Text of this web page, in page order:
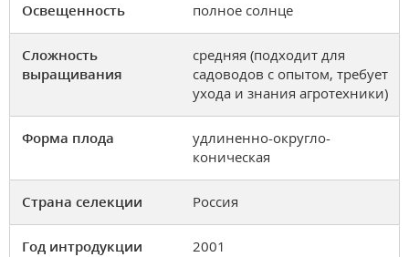
Освещенность полное солнце
Сложность
выращивания
средняя (подходит для
садоводов с опытом, требует
ухода и знания агротехники)
Форма плода
удлиненно-округло-
коническая
Страна селекции Россия
Год интродукции 2001